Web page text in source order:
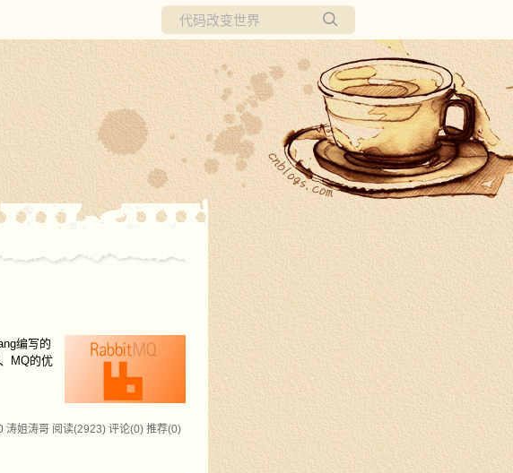
所有博客
当前博客
编写的
MQ的优
涛姐涛哥 阅读(2923) 评论(0) 推荐(0)